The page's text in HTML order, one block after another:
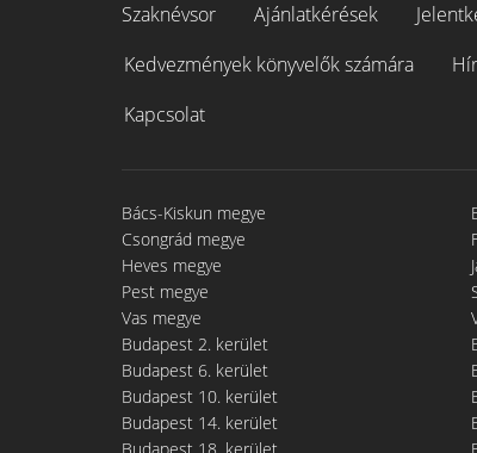
Szaknévsor Ajánlatkérések
Kedvezmények könyvelők számára
Kapcsolat
Bács-Kiskun megye
Csongrád megye
Heves megye
Pest megye
Vas megye
Budapest 2. kerület
Budapest 6. kerület
Budapest 10. kerület
Budapest 14. kerület